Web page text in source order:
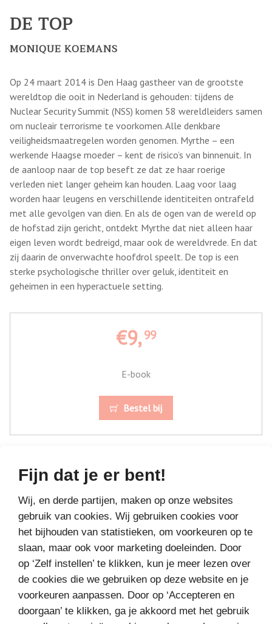
Fijn dat je er bent!
Wij, en derde partijen, maken op onze websites
gebruik van cookies. Wij gebruiken cookies voor
het bijhouden van statistieken, om voorkeuren op te
slaan, maar ook voor marketing doeleinden. Door
op ‘Zelf instellen’ te klikken, kun je meer lezen over
de cookies die we gebruiken op deze website en je
voorkeuren aanpassen. Door op ‘Accepteren en
doorgaan’ te klikken, ga je akkoord met het gebruik
DE TOP
MONIQUE KOEMANS
Op 24 maart 2014 is Den Haag gastheer van de grootste
wereldtop die ooit in Nederland is gehouden: tijdens de
Nuclear Security Summit (NSS) komen 58 wereldleiders samen
om nucleair terrorisme te voorkomen. Alle denkbare
veiligheidsmaatregelen worden genomen. Myrthe – een
werkende Haagse moeder – kent de risico’s van binnenuit. In
de aanloop naar de top beseft ze dat ze haar roerige
verleden niet langer geheim kan houden. Laag voor laag
worden haar leugens en verschillende identiteiten ontrafeld
met alle gevolgen van dien. En als de ogen van de wereld op
de hofstad zijn gericht, ontdekt Myrthe dat niet alleen haar
eigen leven wordt bedreigd, maar ook de wereldvrede. En dat
zij daarin de onverwachte hoofdrol speelt. De top is een
sterke psychologische thriller over geluk, identiteit en
geheimen in een hyperactuele setting.
€9,99
E-book
Bestel bij
MEER BOEKEN VAN
VAKANTIELEZEN